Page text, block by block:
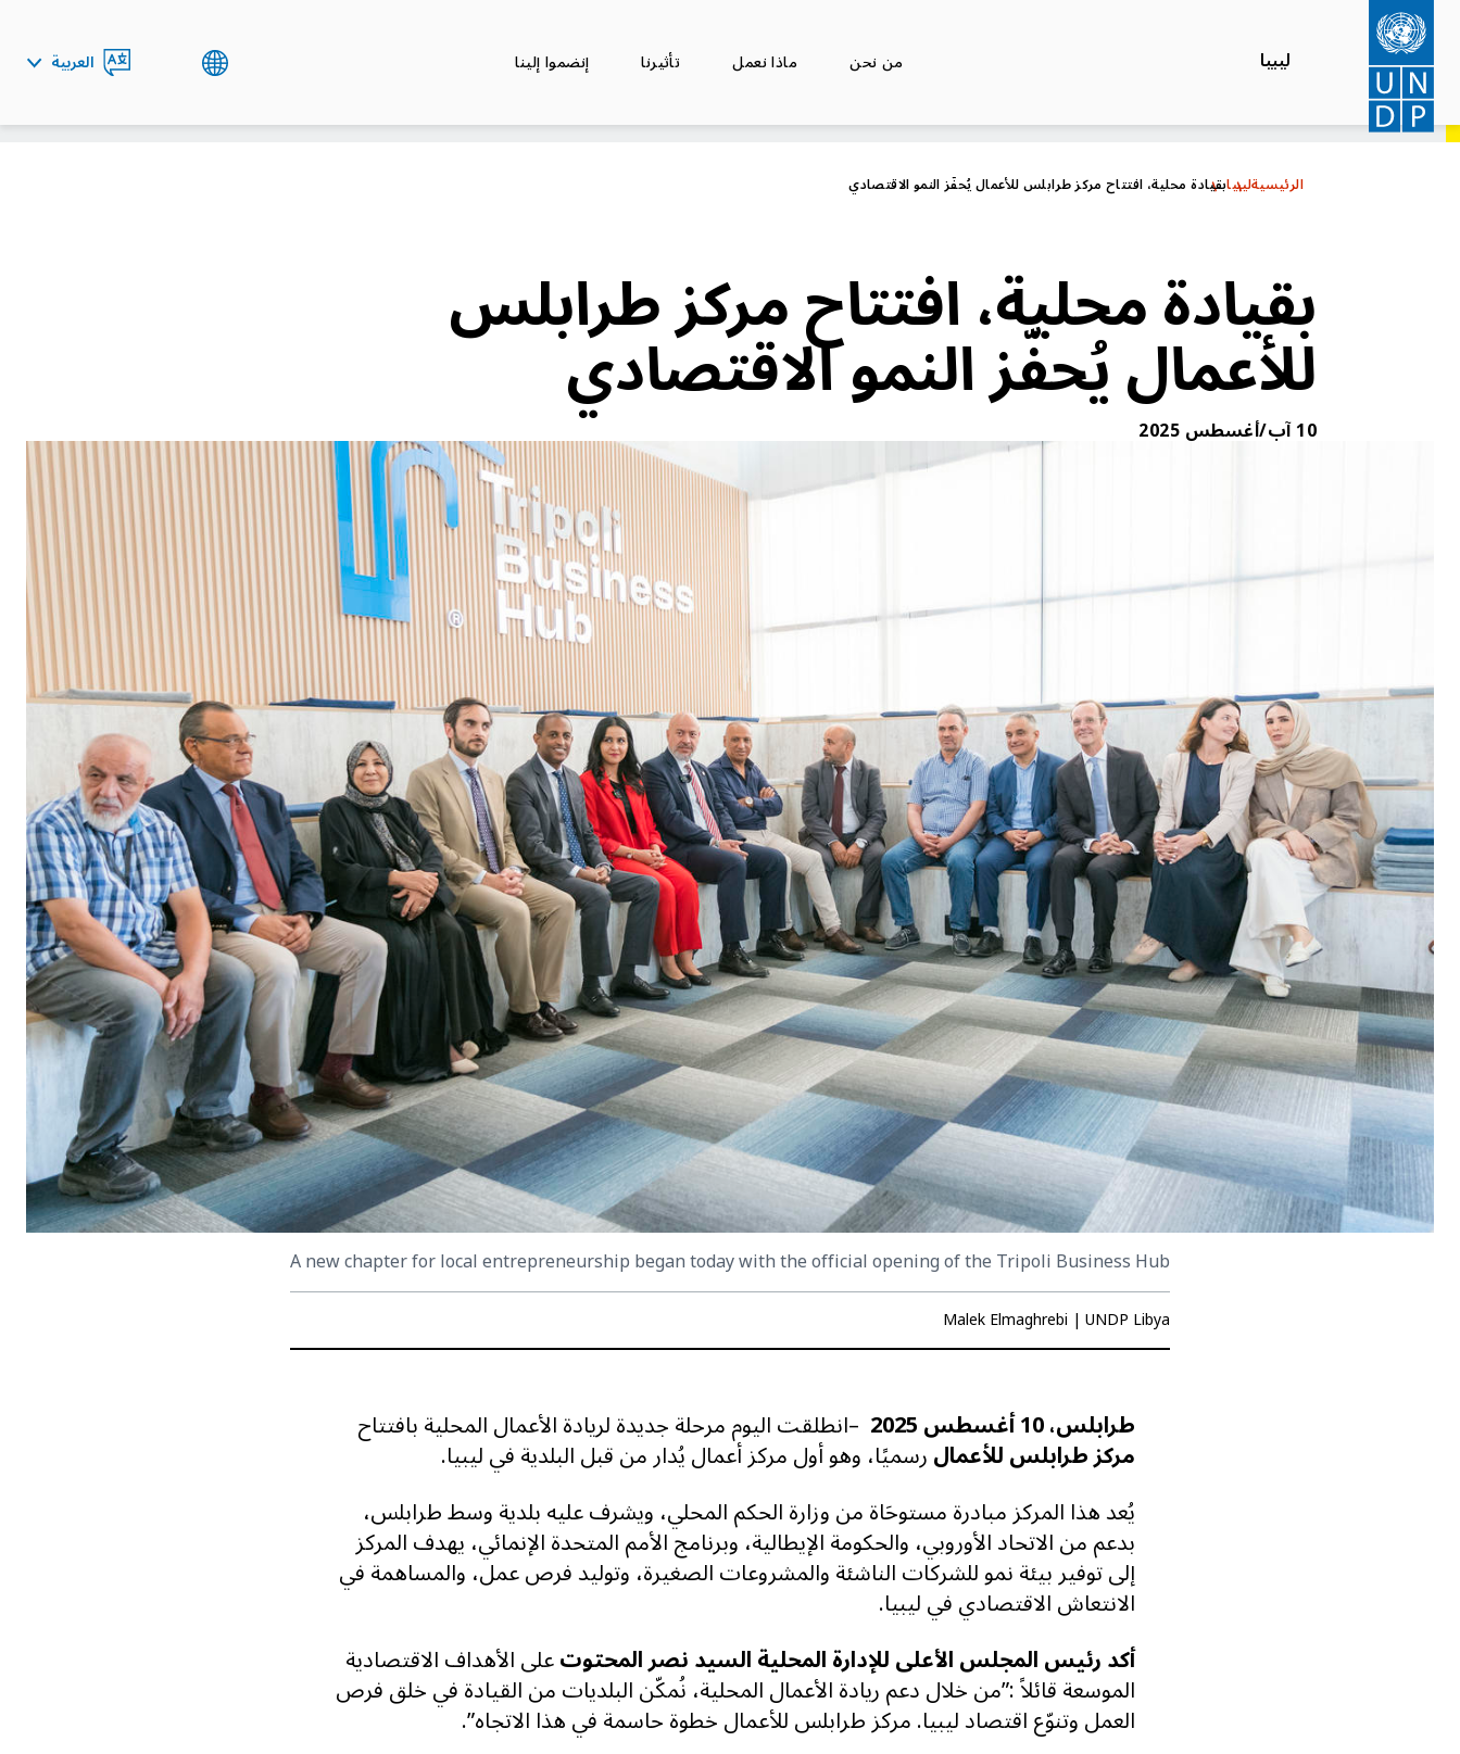
تجاوز
المحتوى
الرئيسي
ليبيا من نحن ماذا نعمل تأثيرنا إنضموا إلينا
العربية
الرئيسيةليبيابقيادة محلية، افتتاح مركز طرابلس للأعمال يُحفّز النمو الاقتصادي
بقيادة محلية، افتتاح مركز طرابلس
للأعمال يُحفّز النمو الاقتصادي
10 آب/أغسطس 2025
A new chapter for local entrepreneurship began today with the official opening of the Tripoli Business Hub
Malek Elmaghrebi | UNDP Libya
طرابلس، 10 أغسطس 2025 –انطلقت اليوم مرحلة جديدة لريادة الأعمال المحلية بافتتاح
مركز طرابلس للأعمالرسميًا، وهو أول مركز أعمال يُدار من قبل البلدية في ليبيا.
يُعد هذا المركز مبادرة مستوحَاة من وزارة الحكم المحلي، ويشرف عليه بلدية وسط طرابلس،
بدعم من الاتحاد الأوروبي، والحكومة الإيطالية، وبرنامج الأمم المتحدة الإنمائي،يهدف المركز
إلى توفير بيئة نمو للشركات الناشئة والمشروعات الصغيرة، وتوليد فرص عمل، والمساهمة في
الانتعاش الاقتصادي في ليبيا.
أكد رئيس المجلس الأعلى للإدارة المحلية السيد نصر المحتوتعلى الأهداف الاقتصادية
الموسعة قائلاً”:من خلال دعم ريادة الأعمال المحلية، نُمكّن البلديات من القيادة في خلق فرص
العمل وتنوّع اقتصاد ليبيا. مركز طرابلس للأعمال خطوة حاسمة في هذا الاتجاه.”